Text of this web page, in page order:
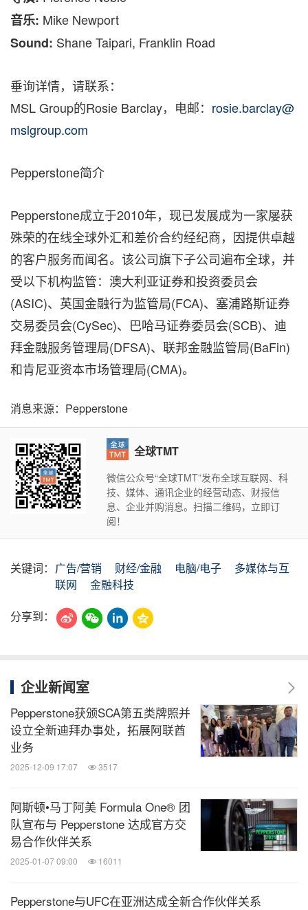
音乐: Mike Newport
Sound: Shane Taipari, Franklin Road
垂询详情，请联系：
MSL Group的Rosie Barclay，电邮： rosie.barclay@
mslgroup.com
Pepperstone简介
Pepperstone成立于2010年，现已发展成为一家屡获
殊荣的在线全球外汇和差价合约经纪商，因提供卓越
的客户服务而闻名。该公司旗下子公司遍布全球，并
受以下机构监管：澳大利亚证券和投资委员会
(ASIC)、英国金融行为监管局(FCA)、塞浦路斯证券
交易委员会(CySec)、巴哈马证券委员会(SCB)、迪
拜金融服务管理局(DFSA)、联邦金融监管局(BaFin)
和肯尼亚资本市场管理局(CMA)。
消息来源：Pepperstone
全球TMT
微信公众号“全球TMT”发布全球互联网、科
技、媒体、通讯企业的经营动态、财报信
息、企业并购消息。扫描二维码，立即订
阅！
关键词： 广告/营销 财经/金融 电脑/电子
多媒体与互
联网
金融科技
分享到：
企业新闻室
Pepperstone获颁SCA第五类牌照并
设立全新迪拜办事处，拓展阿联酋
业务
2025-12-09 17:07 3517
阿斯顿•马丁阿美 Formula One® 团
队宣布与 Pepperstone 达成官方交
易合作伙伴关系
2025-01-07 09:00 16011
Pepperstone与UFC在亚洲达成全新合作伙伴关系